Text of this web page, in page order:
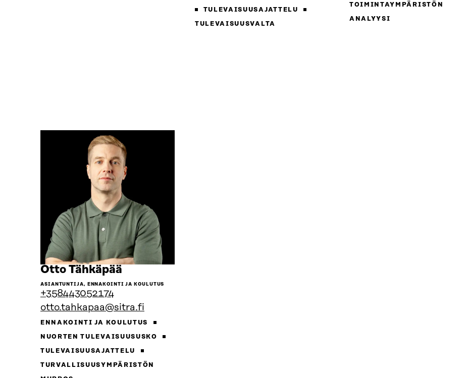
TULEVAISUUSAJATTELU
TULEVAISUUSVALTA
TOIMINTAYMPÄRISTÖN
ANALYYSI
Otto Tähkäpää
henkilön
ASIANTUNTIJA, ENNAKOINTI JA KOULUTUS
+358443052174
otto.tahkapaa@sitra.fi
ENNAKOINTI JA KOULUTUS
NUORTEN TULEVAISUUSUSKO
TULEVAISUUSAJATTELU
TURVALLISUUSYMPÄRISTÖN